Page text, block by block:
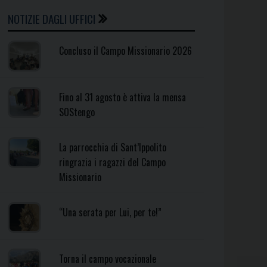
SETTIMANALE
NOTIZIE DAGLI UFFICI
Concluso il Campo Missionario 2026
Fino al 31 agosto è attiva la mensa